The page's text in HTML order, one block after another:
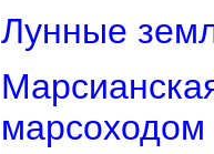
Лунные
марсоходом